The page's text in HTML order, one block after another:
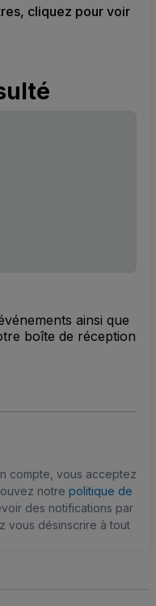
cliquez pour voir
ainsi que
boîte de réception
compte, vous acceptez
notre politique de
des notifications par
vous désinscrire à tout